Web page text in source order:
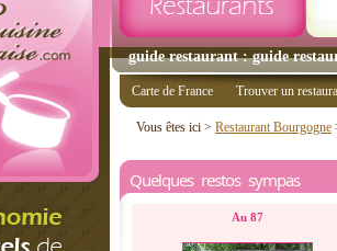
guide restaurant : guide
Carte de France Trouver un
Vous êtes ici > Restaurant Bourgogne
Quelques restos sympas
Au 87